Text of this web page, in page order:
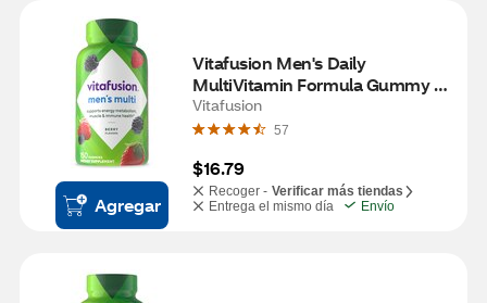
Agregar
Vitafusion Men's Daily
MultiVitamin Formula Gummy
Vitamins
Vitafusion
57
$16.79
Recoger - Verificar más tiendas
Entrega el mismo día
Envío